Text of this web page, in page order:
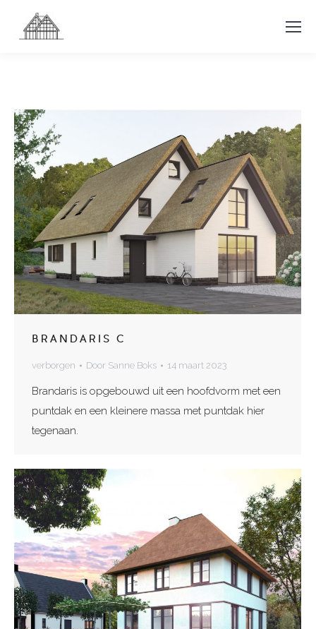
BRANDARIS C
verborgen Door Sanne Boks 14 maart 2023
Brandaris is opgebouwd uit een hoofdvorm met een
puntdak en een kleinere massa met puntdak hier
tegenaan.